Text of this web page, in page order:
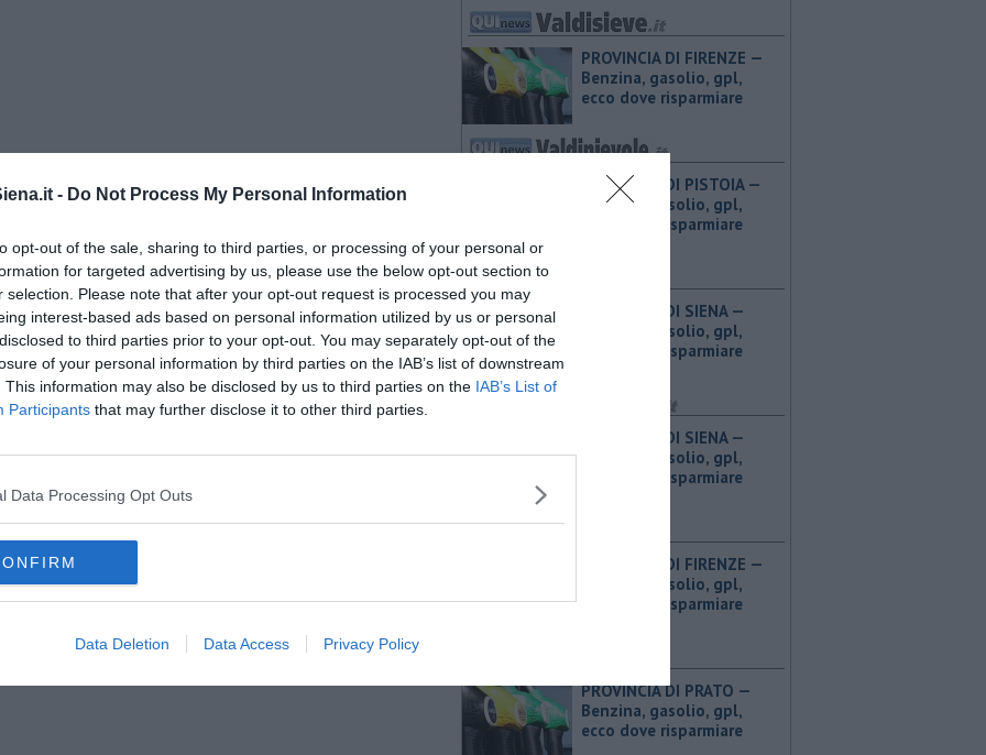
- Do Not Process My Personal Information
opt-out of the sale, sharing to third parties, or processing of your personal or
for targeted advertising by us, please use the below opt-out section to
selection. Please note that after your opt-out request is processed you may
interest-based ads based on personal information utilized by us or personal
to third parties prior to your opt-out. You may separately opt-out of the
of your personal information by third parties on the IAB’s list of downstream
This information may also be disclosed by us to third parties on the IAB’s List of
Participants that may further disclose it to other third parties.
Data Processing Opt Outs
Data Deletion Data Access Privacy Policy
PROVINCIA DI FIRENZE — ​
Benzina, gasolio, gpl,
ecco dove risparmiare
PROVINCIA DI PISTOIA — ​
Benzina, gasolio, gpl,
ecco dove risparmiare
PROVINCIA DI SIENA — ​
Benzina, gasolio, gpl,
ecco dove risparmiare
PROVINCIA DI SIENA — ​
Benzina, gasolio, gpl,
ecco dove risparmiare
PROVINCIA DI FIRENZE — ​
Benzina, gasolio, gpl,
ecco dove risparmiare
PROVINCIA DI PRATO — ​
Benzina, gasolio, gpl,
ecco dove risparmiare